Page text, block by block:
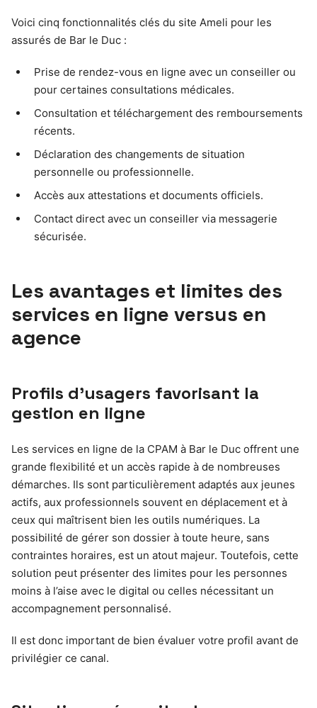
Voici cinq fonctionnalités clés du site Ameli pour les
assurés de Bar le Duc :
Prise de rendez-vous en ligne avec un conseiller ou
pour certaines consultations médicales.
Consultation et téléchargement des remboursements
récents.
Déclaration des changements de situation
personnelle ou professionnelle.
Accès aux attestations et documents officiels.
Contact direct avec un conseiller via messagerie
sécurisée.
Les avantages et limites des
services en ligne versus en
agence
Profils d’usagers favorisant la
gestion en ligne
Les services en ligne de la CPAM à Bar le Duc offrent une
grande flexibilité et un accès rapide à de nombreuses
démarches. Ils sont particulièrement adaptés aux jeunes
actifs, aux professionnels souvent en déplacement et à
ceux qui maîtrisent bien les outils numériques. La
possibilité de gérer son dossier à toute heure, sans
contraintes horaires, est un atout majeur. Toutefois, cette
solution peut présenter des limites pour les personnes
moins à l’aise avec le digital ou celles nécessitant un
accompagnement personnalisé.
Il est donc important de bien évaluer votre profil avant de
privilégier ce canal.